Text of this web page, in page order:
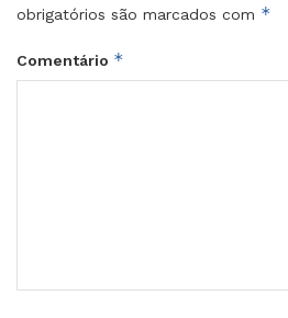
obrigatórios são marcados com *
Comentário *